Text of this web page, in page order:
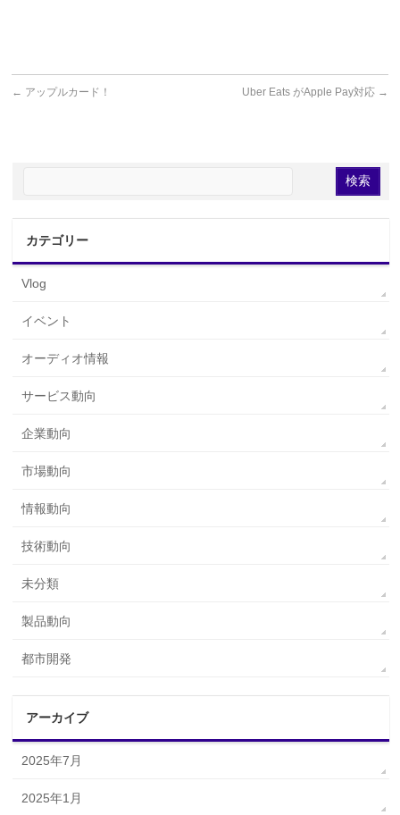
← アップルカード！ Uber Eats がApple Pay対応 →
カテゴリー
Vlog
イベント
オーディオ情報
サービス動向
企業動向
市場動向
情報動向
技術動向
未分類
製品動向
都市開発
アーカイブ
2025年7月
2025年1月